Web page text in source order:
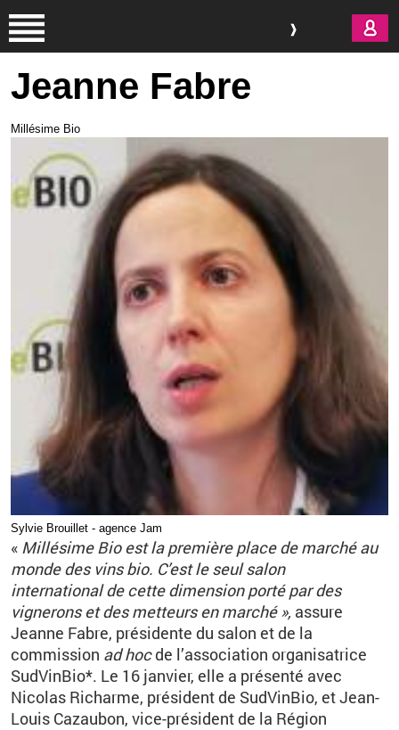
Jeanne Fabre
Millésime Bio
Sylvie Brouillet - agence Jam
« Millésime Bio est la première place de marché au
monde des vins bio. C’est le seul salon
international de cette dimension porté par des
vignerons et des metteurs en marché », assure
Jeanne Fabre, présidente du salon et de la
commission ad hocde l’association organisatrice
SudVinBio*. Le 16 janvier, elle a présenté avec
Nicolas Richarme, président de SudVinBio, et Jean-
Louis Cazaubon, vice-président de la Région